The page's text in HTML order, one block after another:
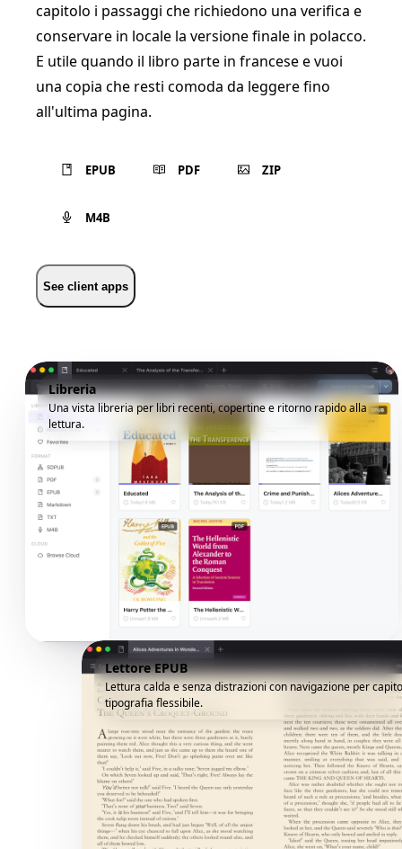
capitolo i passaggi che richiedono una verifica e
conservare in locale la versione finale in polacco.
E utile quando il libro parte in francese e vuoi
una copia che resti comoda da leggere fino
all'ultima pagina.
EPUB PDF ZIP
M4B
See client apps
Libreria
Una vista libreria per libri recenti, copertine e ritorno rapido alla
lettura.
Lettore EPUB
Lettura calda e senza distrazioni con navigazione per
tipografia flessibile.